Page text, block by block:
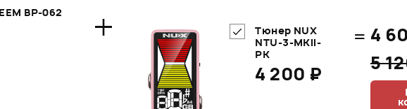
BP-062 +
Тюнер NUX
NTU-3-MKII-
PK
4 200 ₽
= 4
5